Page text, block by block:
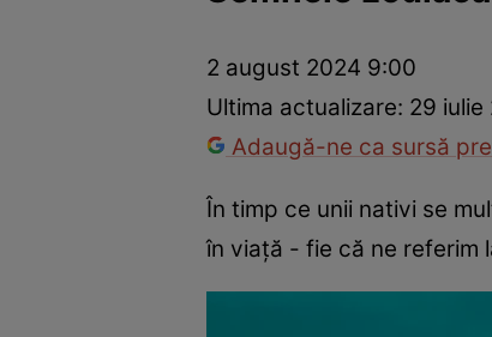
Dezvoltare personalăÎngrijire personalăCasă și
2 august 2024 9:00
Ultima actualizare: 29 iulie
Adaugă-ne ca sursă
În timp ce unii nativi se
în viață - fie că ne referim